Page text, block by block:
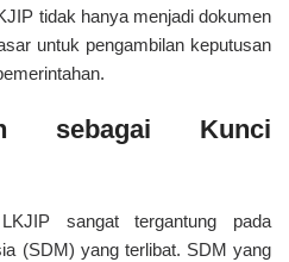
tidak hanya menjadi dokumen
untuk pengambilan keputusan
sebagai Kunci
sangat tergantung pada
(SDM) yang terlibat. SDM yang